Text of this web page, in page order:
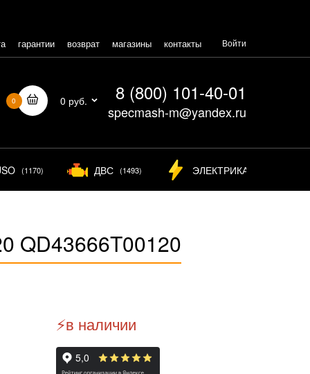
гарантии возврат магазины контакты Войти
0 0 руб. 8 (800) 101-40-01
specmash-m@yandex.ru
(1170) ДВС (1493) ЭЛЕКТРИКА
QD43666T00120
⚡️в наличии